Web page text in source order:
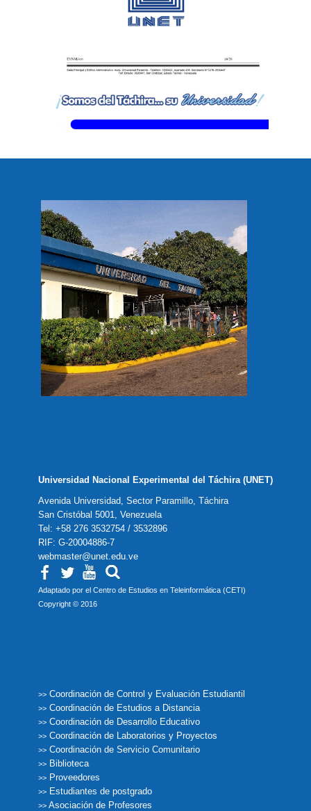
Universidad Nacional Experimental del Táchira (UNET)
Avenida Universidad, Sector Paramillo, Táchira
San Cristóbal 5001, Venezuela
Tel: +58 276 3532754 / 3532896
RIF: G-20004886-7
webmaster@unet.edu.ve
Adaptado por el Centro de Estudios en Teleinformática (CETI)
Copyright © 2016
>> Coordinación de Control y Evaluación Estudiantil
>> Coordinación de Estudios a Distancia
>> Coordinación de Desarrollo Educativo
>> Coordinación de Laboratorios y Proyectos
>> Coordinación de Servicio Comunitario
>> Biblioteca
>> Proveedores
>> Estudiantes de postgrado
>> Asociación de Profesores